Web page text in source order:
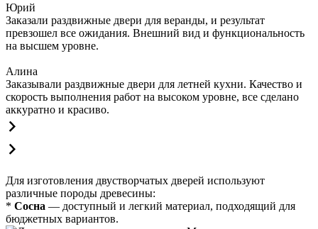
Юрий
Заказали раздвижные двери для веранды, и результат
превзошел все ожидания. Внешний вид и функциональность
на высшем уровне.
Алина
Заказывали раздвижные двери для летней кухни. Качество и
скорость выполнения работ на высоком уровне, все сделано
аккуратно и красиво.
Для изготовления двустворчатых дверей используют
различные породы древесины:
* Сосна — доступный и легкий материал, подходящий для
бюджетных вариантов.